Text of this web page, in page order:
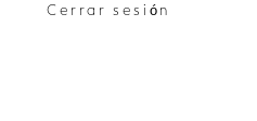
Cerrar sesión